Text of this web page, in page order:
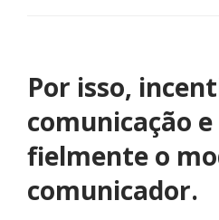
Por isso,
comunicação
fielmente o
comunicador.